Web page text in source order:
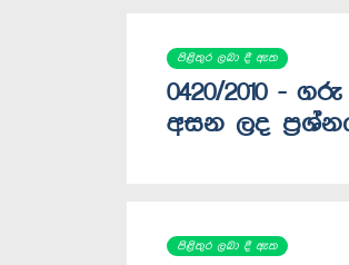
පිළිතුර ලබා දී ඇත
0420/2010 -
අසන ලද
පිළිතුර ලබා දී ඇත